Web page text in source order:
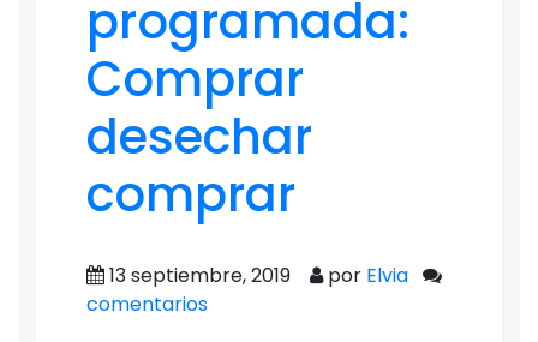
programada:
Comprar
desechar
comprar
13 septiembre, 2019 por Elvia
comentarios